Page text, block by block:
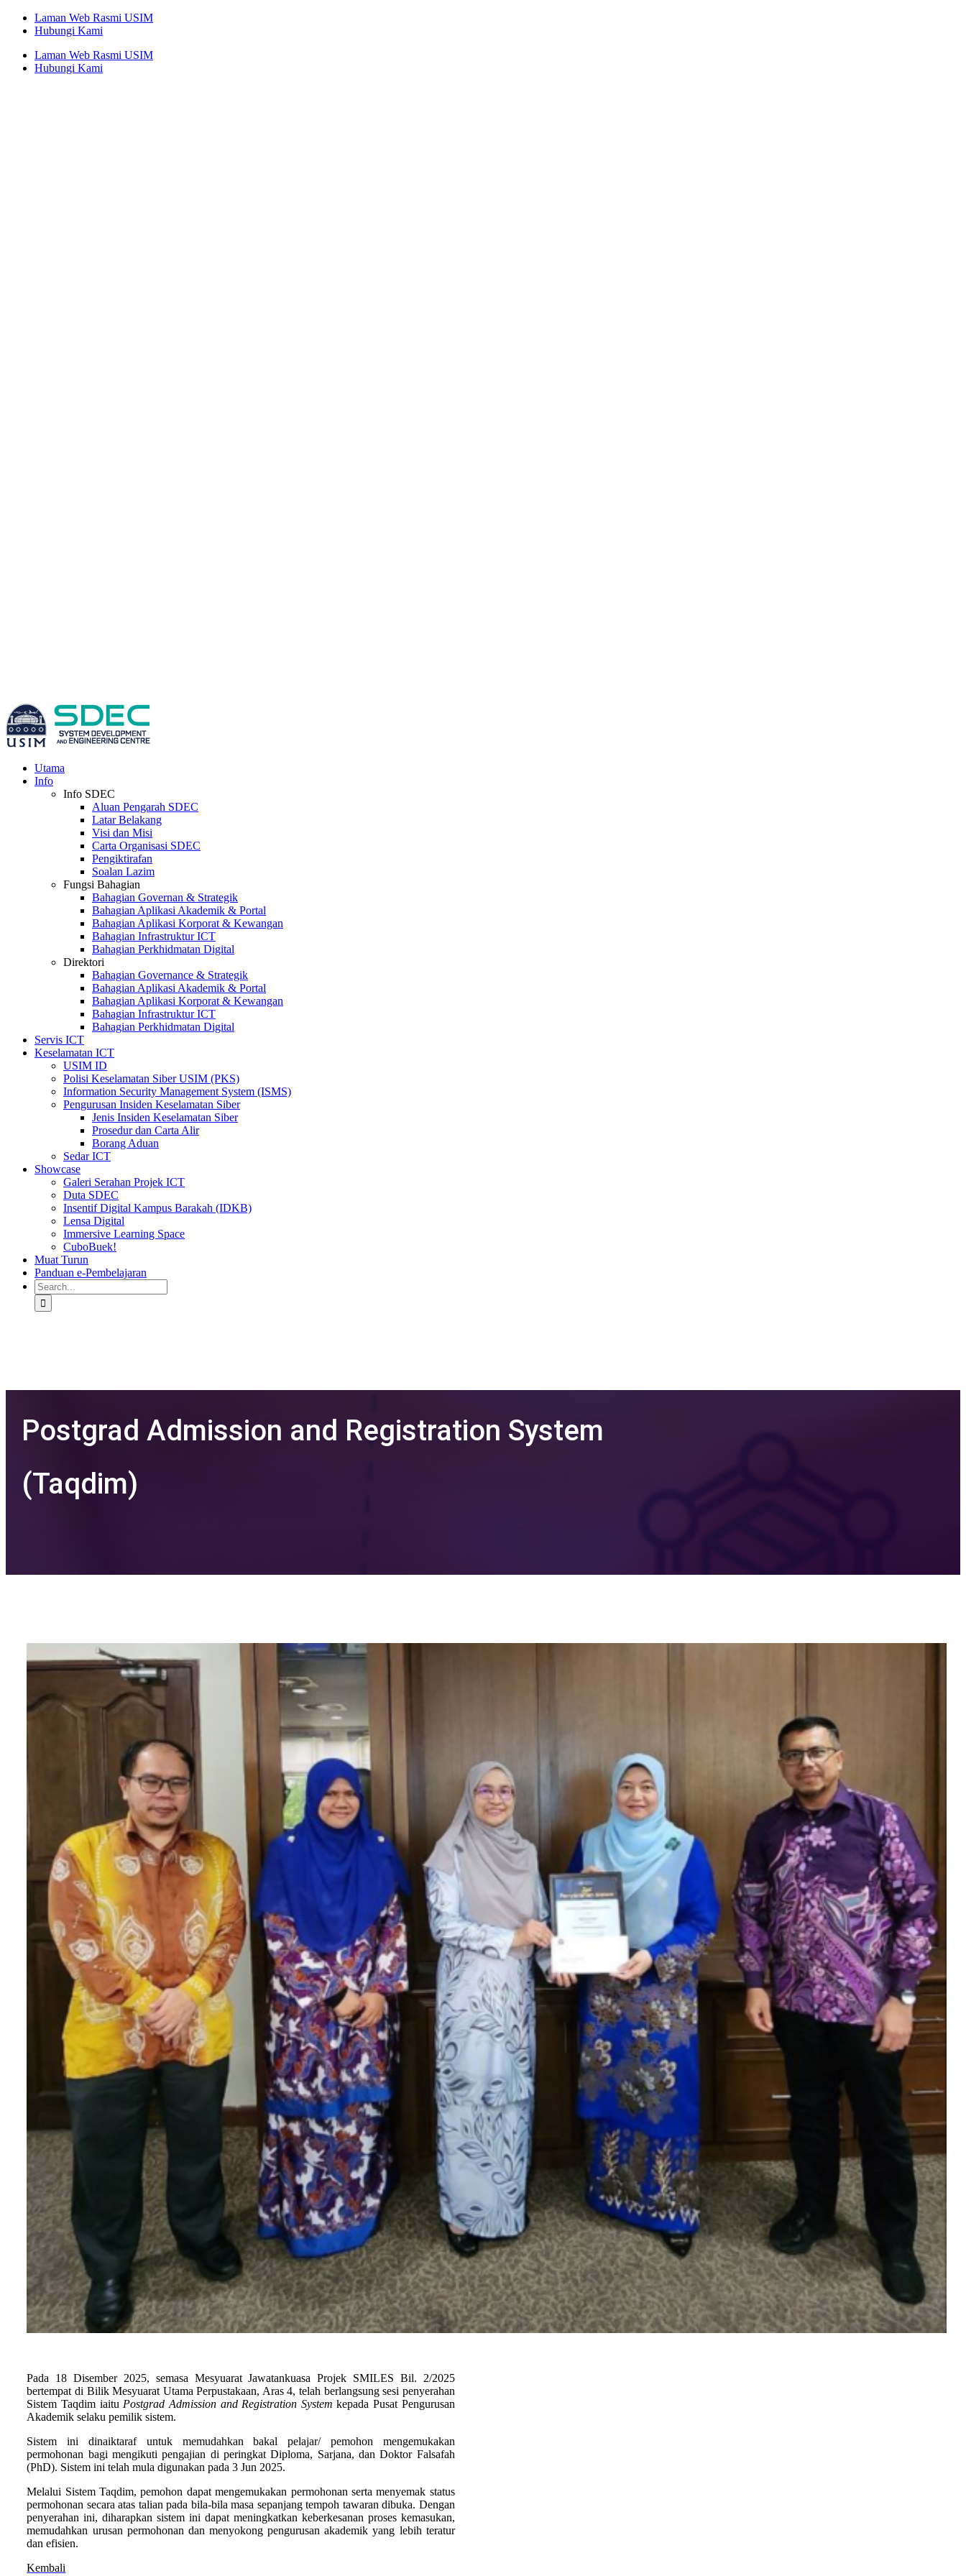
Skip
Facebook
Instagram
Twitter
YouTubeLaman Web Rasmi USIM
Hubungi Kami
Laman Web Rasmi USIM
Hubungi Kami
Utama
Info
Info SDEC
Aluan Pengarah SDEC
Latar Belakang
Visi dan Misi
Carta Organisasi SDEC
Pengiktirafan
Soalan Lazim
Fungsi Bahagian
Bahagian Governan & Strategik
Bahagian Aplikasi Akademik & Portal
Bahagian Aplikasi Korporat & Kewangan
Bahagian Infrastruktur ICT
Bahagian Perkhidmatan Digital
Direktori
Bahagian Governance & Strategik
Bahagian Aplikasi Akademik & Portal
Bahagian Aplikasi Korporat & Kewangan
Bahagian Infrastruktur ICT
Bahagian Perkhidmatan Digital
Servis ICT
Keselamatan ICT
USIM ID
Polisi Keselamatan Siber USIM (PKS)
Information Security Management System (ISMS)
Pengurusan Insiden Keselamatan Siber
Jenis Insiden Keselamatan Siber
Prosedur dan Carta Alir
Borang Aduan
Sedar ICT
Showcase
Galeri Serahan Projek ICT
Duta SDEC
Insentif Digital Kampus Barakah (IDKB)
Lensa Digital
Immersive Learning Space
CuboBuek!
Muat Turun
Panduan e-Pembelajaran
Search
for:
Postgrad Admission and Registration System
(Taqdim)
Pada 18 Disember 2025, semasa Mesyuarat Jawatankuasa Projek SMILES Bil. 2/2025
bertempat di Bilik Mesyuarat Utama Perpustakaan, Aras 4, telah berlangsung sesi penyerahan
Sistem Taqdim iaitu Postgrad Admission and Registration System kepada Pusat Pengurusan
Akademik selaku pemilik sistem.
Sistem ini dinaiktaraf untuk memudahkan bakal pelajar/ pemohon mengemukakan
permohonan bagi mengikuti pengajian di peringkat Diploma, Sarjana, dan Doktor Falsafah
(PhD). Sistem ini telah mula digunakan pada 3 Jun 2025.
Melalui Sistem Taqdim, pemohon dapat mengemukakan permohonan serta menyemak status
permohonan secara atas talian pada bila-bila masa sepanjang tempoh tawaran dibuka. Dengan
penyerahan ini, diharapkan sistem ini dapat meningkatkan keberkesanan proses kemasukan,
memudahkan urusan permohonan dan menyokong pengurusan akademik yang lebih teratur
dan efisien.
Kembali